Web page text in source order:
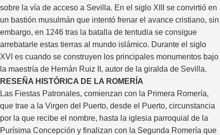
sobre la vía de acceso a Sevilla. En el siglo XIII se convirtió en
un bastión musulmán que intentó frenar el avance cristiano, sin
embargo, en 1246 tras la batalla de tentudia se consigue
arrebatarle estas tierras al mundo islámico. Durante el siglo
XVI es cuando se construyen los principales monumentos bajo
la maestría de Hernán Ruiz II, autor de la giralda de Sevilla.
RESEÑA HISTÓRICA DE LA ROMERÍA
Las Fiestas Patronales, comienzan con la Primera Romería,
que trae a la Virgen del Puerto, desde el Puerto, circunstancia
por la que recibe el nombre, hasta la iglesia parroquial de la
Purísima Concepción y finalizan con la Segunda Romería que